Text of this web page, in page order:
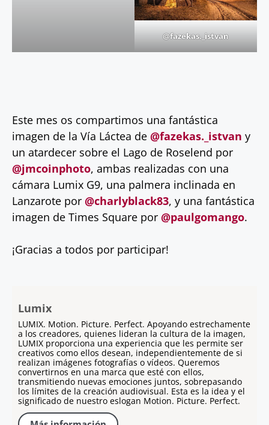
@fazekas._istvan
Este mes os compartimos una fantástica
imagen de la Vía Láctea de @fazekas._istvan y
un atardecer sobre el Lago de Roselend por
@jmcoinphoto, ambas realizadas con una
cámara Lumix G9, una palmera inclinada en
Lanzarote por @charlyblack83, y una fantástica
imagen de Times Square por @paulgomango.
¡Gracias a todos por participar!
Lumix
LUMIX. Motion. Picture. Perfect. Apoyando estrechamente
a los creadores, quienes lideran la cultura de la imagen,
LUMIX proporciona una experiencia que les permite ser
creativos como ellos desean, independientemente de si
realizan imágenes fotografías o vídeos. Queremos
convertirnos en una marca que esté con ellos,
transmitiendo nuevas emociones juntos, sobrepasando
los límites de la creación audiovisual. Esta es la idea y el
significado de nuestro eslogan Motion. Picture. Perfect.